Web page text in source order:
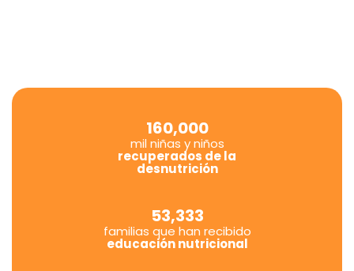
160,000
mil niñas y niños
recuperados de la
desnutrición
53,333
familias que han recibido
educación nutricional